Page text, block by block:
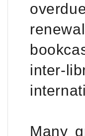
inter-
Many